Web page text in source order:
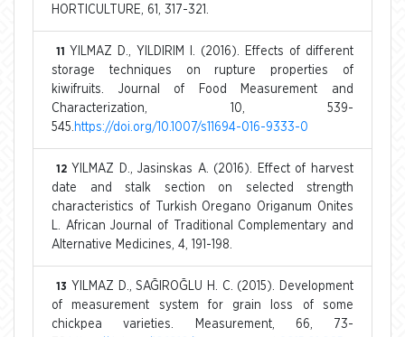
HORTICULTURE, 61, 317-321.
11
YILMAZ D., YILDIRIM I. (2016). Effects of different
storage techniques on rupture properties of
kiwifruits. Journal of Food Measurement and
Characterization, 10, 539-
545. https://doi.org/10.1007/s11694-016-9333-0
12 YILMAZ D., Jasinskas A. (2016). Effect of harvest
date and stalk section on selected strength
characteristics of Turkish Oregano Origanum Onites
L. African Journal of Traditional Complementary and
Alternative Medicines, 4, 191-198.
13 YILMAZ D., SAĞIROĞLU H. C. (2015). Development
of measurement system for grain loss of some
chickpea varieties. Measurement, 66, 73-